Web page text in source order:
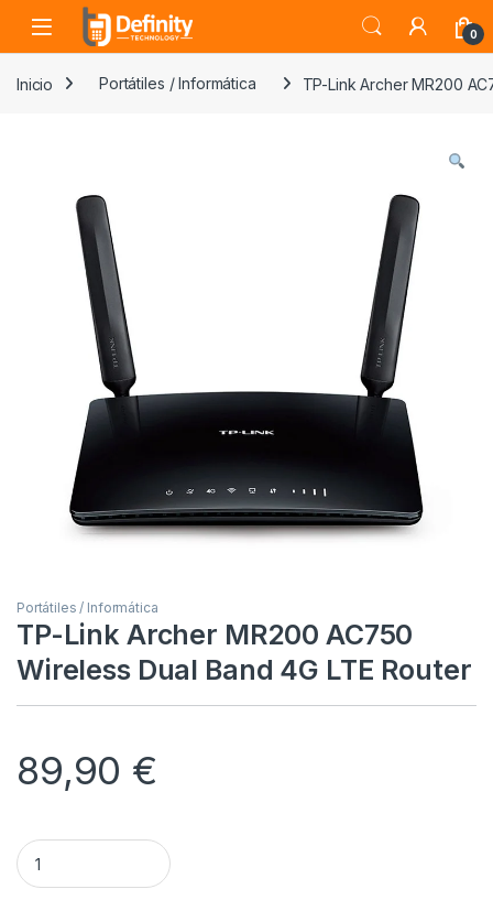
Skip to navigation
Skip to content
Open 0
Inicio Portátiles / Informática TP-Link Archer MR200
Portátiles / Informática
TP-Link Archer MR200 AC750
Wireless Dual Band 4G LTE Router
89,90 €
TP-Link Archer MR200 AC750 Wireless Dual Band 4G LTE